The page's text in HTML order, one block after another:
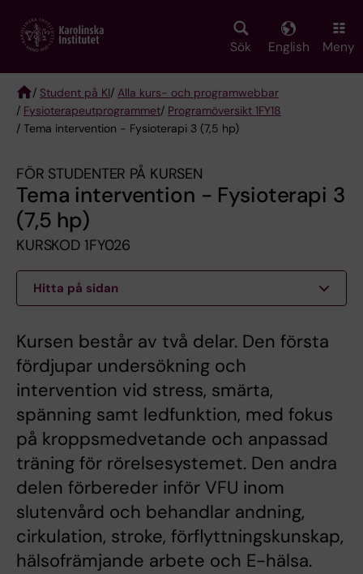
main
Sök English Meny
Breadcrumb
/ Student på KI/ Alla kurs- och programwebbar
/ Fysioterapeut­programmet/ Programöversikt 1FY18
/ Tema intervention - Fysioterapi 3 (7,5 hp)
FÖR STUDENTER PÅ KURSEN
Tema intervention - Fysioterapi 3
(7,5 hp)
KURSKOD 1FY026
Hitta på sidan
Kursen består av två delar. Den första
fördjupar undersökning och
intervention vid stress, smärta,
spänning samt ledfunktion, med fokus
på kroppsmedvetande och anpassad
träning för rörelsesystemet. Den andra
delen förbereder inför VFU inom
slutenvård och behandlar andning,
cirkulation, stroke, förflyttningskunskap,
hälsofrämjande arbete och E-hälsa.